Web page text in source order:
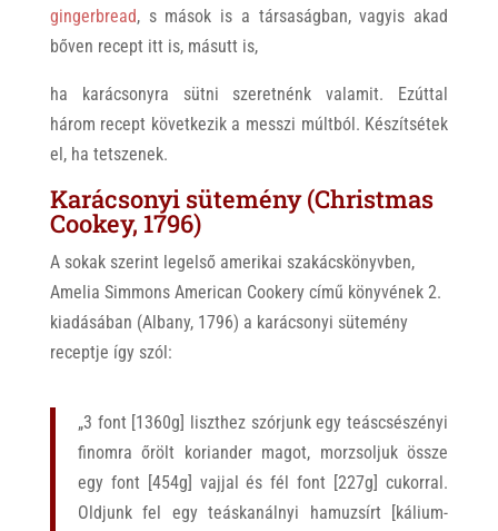
gingerbread, s mások is a társaságban, vagyis akad
bőven recept itt is, másutt is,
ha karácsonyra sütni szeretnénk valamit. Ezúttal
három recept következik a messzi múltból. Készítsétek
el, ha tetszenek.
Karácsonyi sütemény (Christmas
Cookey, 1796)
A sokak szerint legelső amerikai szakácskönyvben,
Amelia Simmons American Cookery című könyvének 2.
kiadásában (Albany, 1796) a karácsonyi sütemény
receptje így szól:
„3 font [1360g] liszthez szórjunk egy teáscsészényi
finomra őrölt koriander magot, morzsoljuk össze
egy font [454g] vajjal és fél font [227g] cukorral.
Oldjunk fel egy teáskanálnyi hamuzsírt [kálium-